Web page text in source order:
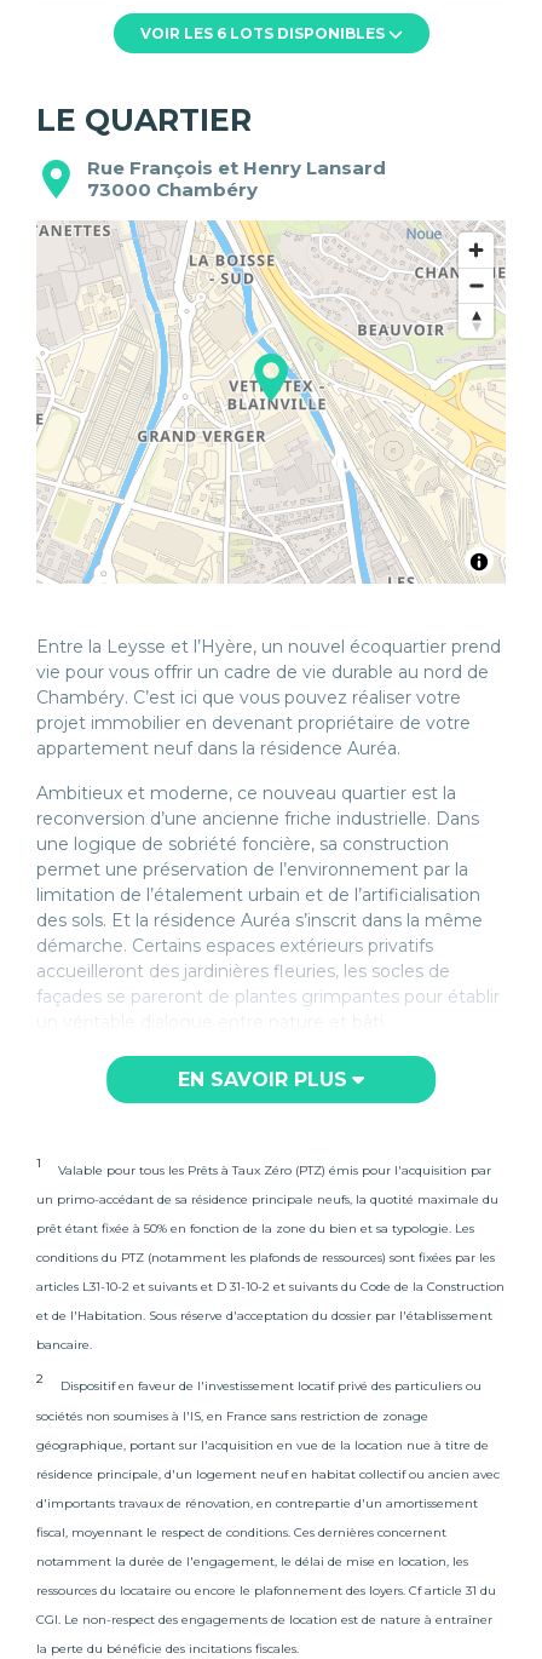
VOIR LES 6 LOTS DISPONIBLES
LE QUARTIER
Rue François et Henry Lansard
73000 Chambéry
Entre la Leysse et l’Hyère, un nouvel écoquartier prend
vie pour vous offrir un cadre de vie durable au nord de
Chambéry. C’est ici que vous pouvez réaliser votre
projet immobilier en devenant propriétaire de votre
appartement neuf dans la résidence Auréa.
Ambitieux et moderne, ce nouveau quartier est la
reconversion d’une ancienne friche industrielle. Dans
une logique de sobriété foncière, sa construction
permet une préservation de l’environnement par la
limitation de l’étalement urbain et de l’artificialisation
des sols. Et la résidence Auréa s’inscrit dans la même
démarche. Certains espaces extérieurs privatifs
accueilleront des jardinières fleuries, les socles de
façades se pareront de plantes grimpantes pour établir
Dans un environnement naturel de qualité, cette
nouvelle résidence vous propose un cadre de vie
partagés et de plus de 400 arbres plantés. Une
résidence qui s’inscrit dans un urbanisme plus durable,
adapté aux besoins des futurs habitants. Des liaisons
notamment, de rejoindre la gare de Chambéry en 6
minutes à vélo via la passerelle Alfonsina Strada qui
enjambe la Leysse. Des pistes cyclables ainsi que 58
arceaux à vélo inciteront aux déplacements doux. Côté
transports, l’écoquartier est desservi par deux lignes de
bus et comprend trois arrêts. À 7 minutes à vélo du
centre-ville, il offre un espace à vivre apaisé et
verdoyant.
apprécierez la station de la Féclaz qui possède un
grand domaine de ski nordique et un petit domaine de
ski alpin, idéal pour les débutants. Dans le même
massif, vous aimerez la station de Aillons Margériaz, qui
présente un peu plus de dénivelé et qui se prête
EN SAVOIR PLUS
1
Valable pour tous les Prêts à Taux Zéro (PTZ) émis pour l'acquisition par
un primo-accédant de sa résidence principale neufs, la quotité maximale du
prêt étant fixée à 50% en fonction de la zone du bien et sa typologie. Les
conditions du PTZ (notamment les plafonds de ressources) sont fixées par les
articles L31-10-2 et suivants et D 31-10-2 et suivants du Code de la Construction
et de l'Habitation. Sous réserve d'acceptation du dossier par l'établissement
bancaire.
2
Dispositif en faveur de l'investissement locatif privé des particuliers ou
sociétés non soumises à l'IS, en France sans restriction de zonage
géographique, portant sur l'acquisition en vue de la location nue à titre de
résidence principale, d'un logement neuf en habitat collectif ou ancien avec
d'importants travaux de rénovation, en contrepartie d'un amortissement
fiscal, moyennant le respect de conditions. Ces dernières concernent
notamment la durée de l'engagement, le délai de mise en location, les
ressources du locataire ou encore le plafonnement des loyers. Cf article 31 du
CGI. Le non-respect des engagements de location est de nature à entraîner
la perte du bénéficie des incitations fiscales.